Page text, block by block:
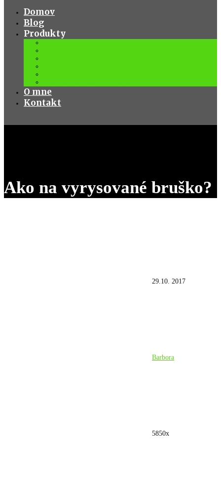
Domov
Blog
Produkty
O mne
Kontakt
Ako na vyrysované bruško?
29.10. 2017
Barbora
5850x